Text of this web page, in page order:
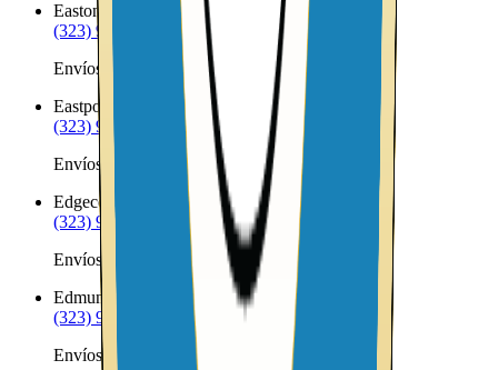
Easton
(323) 953-8100
Envíos a Nicaragua desde Easton
Eastport
(323) 953-8100
Envíos a Nicaragua desde Eastport
Edgecomb
(323) 953-8100
Envíos a Nicaragua desde Edgecomb
Edmunds Township
(323) 953-8100
Envíos a Nicaragua desde Edmunds Township